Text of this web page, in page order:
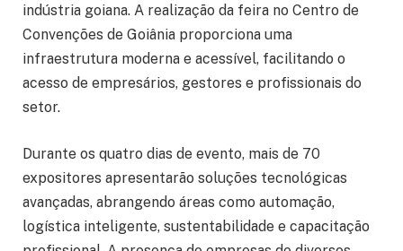
indústria goiana. A realização da feira no Centro de
Convenções de Goiânia proporciona uma
infraestrutura moderna e acessível, facilitando o
acesso de empresários, gestores e profissionais do
setor.
Durante os quatro dias de evento, mais de 70
expositores apresentarão soluções tecnológicas
avançadas, abrangendo áreas como automação,
logística inteligente, sustentabilidade e capacitação